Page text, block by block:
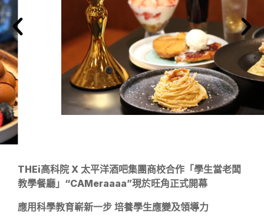
THEi高科院 X 太平洋酒吧集團商校合作 「學生當老闆
教學餐廳」 “CAMeraaaa”現於旺角正式開幕
應用科學教育嶄新一步 培養學生應變及領導力